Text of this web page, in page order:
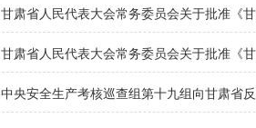
甘肃省人民代表大会常务委员会关于批准《
甘肃省人民代表大会常务委员会关于批准《
中央安全生产考核巡查组第十九组向甘肃省